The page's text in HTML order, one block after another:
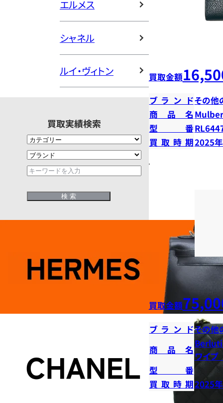
エルメス
シャネル
ルイ・ヴィトン
買取実績検索
買取金額
ブランドその他
商品名
型番
買取時期2025
買取金額
ブランドその他
商品名
Berluti
ワイ
型番
買取時期2025